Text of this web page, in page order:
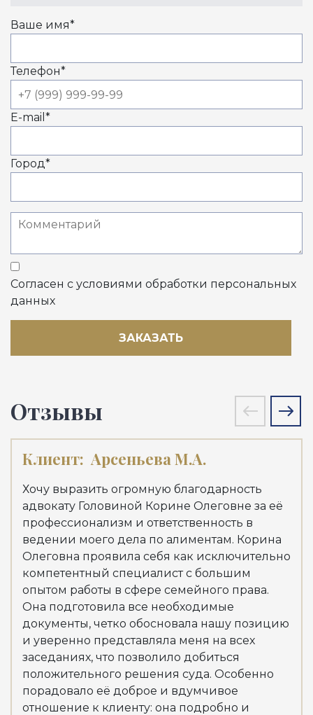
Ваше имя*
Телефон*
E-mail *
Город*
Согласен с условиями обработки персональных
данных
ЗАКАЗАТЬ
Отзывы
Клиент: Арсеньева М.А.
Хочу выразить огромную благодарность
адвокату Головиной Корине Олеговне за её
профессионализм и ответственность в
ведении моего дела по алиментам. Корина
Олеговна проявила себя как исключительно
компетентный специалист с большим
опытом работы в сфере семейного права.
Она подготовила все необходимые
документы, четко обосновала нашу позицию
и уверенно представляла меня на всех
заседаниях, что позволило добиться
положительного решения суда. Особенно
порадовало её доброе и вдумчивое
отношение к клиенту: она подробно и